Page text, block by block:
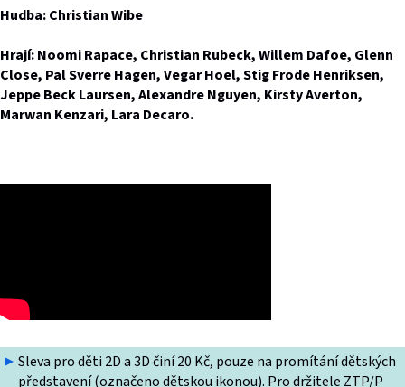
Sleva pro děti 2D a 3D činí 20 Kč, pouze na promítání dětských
představení (označeno dětskou ikonou). Pro držitele ZTP/P
Hudba: Christian Wibe
Hrají:Noomi Rapace, Christian Rubeck, Willem Dafoe, Glenn
Close, Pal Sverre Hagen, Vegar Hoel, Stig Frode Henriksen,
Jeppe Beck Laursen, Alexandre Nguyen, Kirsty Averton,
Marwan Kenzari, Lara Decaro.